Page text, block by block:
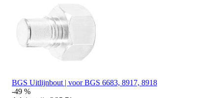
BGS Uitlijnbout | voor BGS 6683, 8917, 8918
-49 %